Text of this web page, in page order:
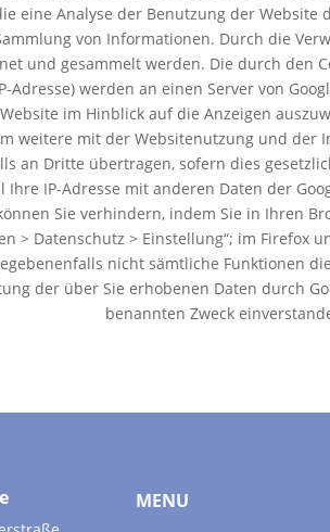
eine Analyse der Benutzung der Website
von Informationen. Durch die
und gesammelt werden. Die durch den
werden an einen Server von
im Hinblick auf die Anzeigen
weitere mit der Websitenutzung und
an Dritte übertragen, sofern dies
IP-Adresse mit anderen Daten der
Sie verhindern, indem Sie in Ihren
> Datenschutz > Einstellung“; im Firefox
nicht sämtliche Funktionen
der über Sie erhobenen Daten durch
benannten Zweck
MENU